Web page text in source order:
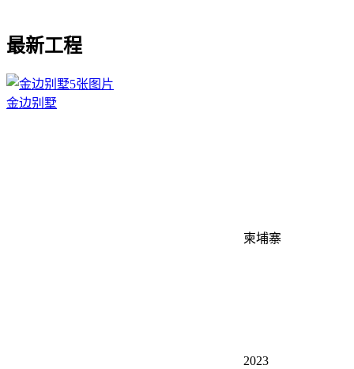
最新工程
5张图片
金边别墅
柬埔寨
2023